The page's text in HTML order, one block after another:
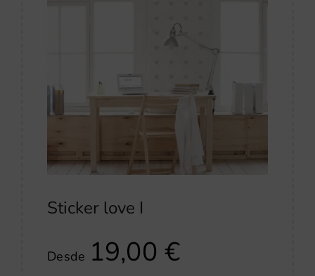
Sticker love I
Desde 19,00€